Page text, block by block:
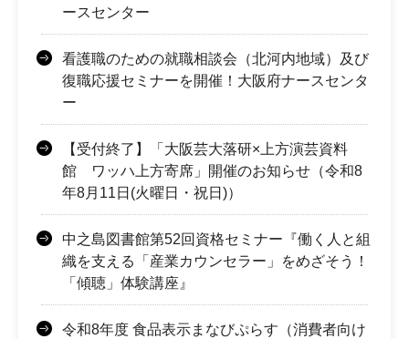
ースセンター
看護職のための就職相談会（北河内地域）及び
復職応援セミナーを開催！大阪府ナースセンタ
ー
【受付終了】「大阪芸大落研×上方演芸資料
館 ワッハ上方寄席」開催のお知らせ（令和8
年8月11日(火曜日・祝日)）
中之島図書館第52回資格セミナー『働く人と組
織を支える「産業カウンセラー」をめざそう！
「傾聴」体験講座』
令和8年度 食品表示まなびぷらす（消費者向け